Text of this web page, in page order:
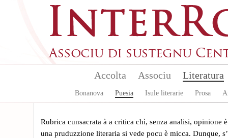
Accolta Associu Literatura
Bonanova Puesia Isule literarie Prosa
Rubrica cunsacrata à a critica chì, senza analisi, opinione
una pruduzzione literaria si vede pocu è micca. Dunque,